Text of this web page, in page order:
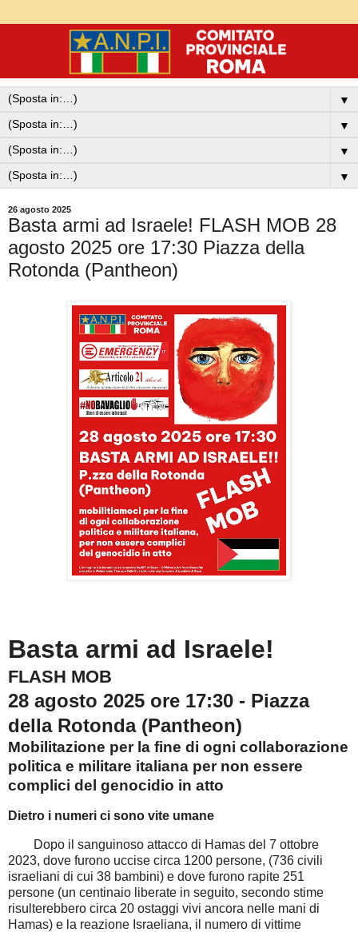
▼
▼
▼
▼
26 agosto 2025
Basta armi ad Israele! FLASH MOB 28
agosto 2025 ore 17:30 Piazza della
Rotonda (Pantheon)
Basta armi ad Israele!
FLASH MOB
28 agosto 2025 ore 17:30 - Piazza
della Rotonda (Pantheon)
Mobilitazione per la fine di ogni collaborazione
politica e militare italiana per non essere
complici del genocidio in atto
Dietro i numeri ci sono vite umane
Dopo il sanguinoso attacco di Hamas del 7 ottobre
2023, dove furono uccise circa 1200 persone, (736 civili
israeliani di cui 38 bambini) e dove furono rapite 251
persone (un centinaio liberate in seguito, secondo stime
risulterebbero circa 20 ostaggi vivi ancora nelle mani di
Hamas) e la reazione Israeliana, il numero di vittime